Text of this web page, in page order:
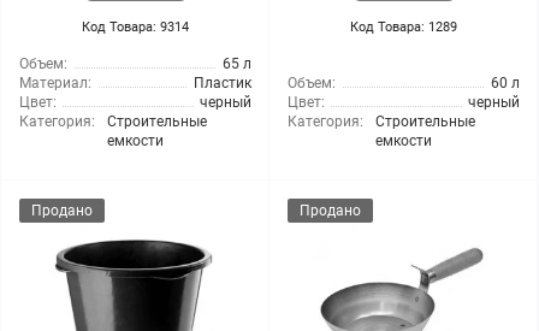
Код Товара: 9314
Объем:
65 л
Материал:
Пластик
Цвет:
черный
Категория:
Строительные
емкости
Код Товара: 1289
Объем:
60 л
Цвет:
черный
Категория:
Строительные
емкости
Продано Продано